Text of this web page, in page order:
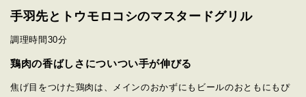
手羽先とトウモロコシのマスタードグリル
調理時間 30分
鶏肉の香ばしさについつい手が伸びる
焦げ目をつけた鶏肉は、メインのおかずにもビールのおともにもぴ